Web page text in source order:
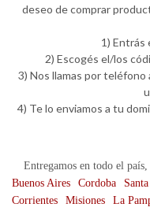
deseo de comprar
1) Entrás
2) Escogés el/los
3) Nos llamas por teléfono
4) Te lo enviamos a tu
Entregamos en todo el
Buenos Aires
Cordoba
Corrientes
Misiones La